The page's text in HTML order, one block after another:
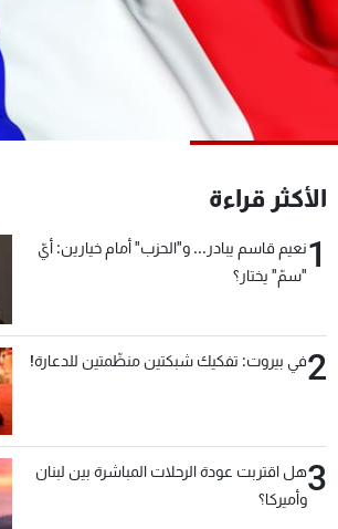
الأكثر قراءة
1نعيم قاسم يبادر... و"الحزب" أمام خيارين: أيّ
"سمّ" يختار؟
2في بيروت: تفكيك شبكتين منظّمتين للدعارة!
3هل اقتربت عودة الرحلات المباشرة بين لبنان
وأميركا؟
البرامج
جدول البرامج
شاهد البرامج
عن MTV
الإنـتـاج
شروط الإسـتخدام
سياسة الخصوصية